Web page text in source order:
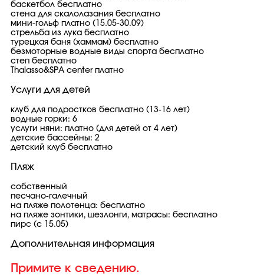
баскетбол бесплатно
стена для скалолазания бесплатно
мини-гольф платно (15.05-30.09)
стрельба из лука бесплатно
турецкая баня (хаммам) бесплатно
безмоторные водные виды спорта бесплатно
степ бесплатно
Thalasso&SPA center платно
Услуги для детей
клуб для подростков бесплатно (13-16 лет)
водные горки: 6
услуги няни: платно (для детей от 4 лет)
детские бассейны: 2
детский клуб бесплатно
Пляж
собственный
песчано-галечный
на пляже полотенца: бесплатно
на пляже зонтики, шезлонги, матрасы: бесплатно
пирс (с 15.05)
Дополнительная информация
Примите к сведению.